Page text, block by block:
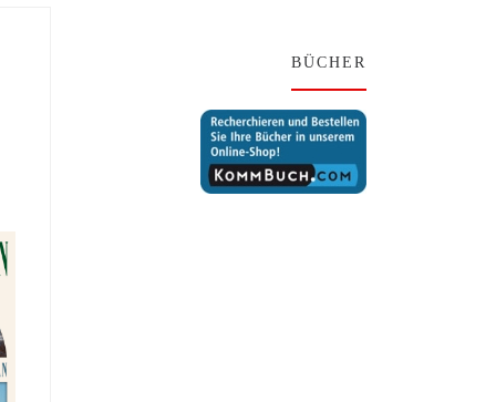
BÜCHER